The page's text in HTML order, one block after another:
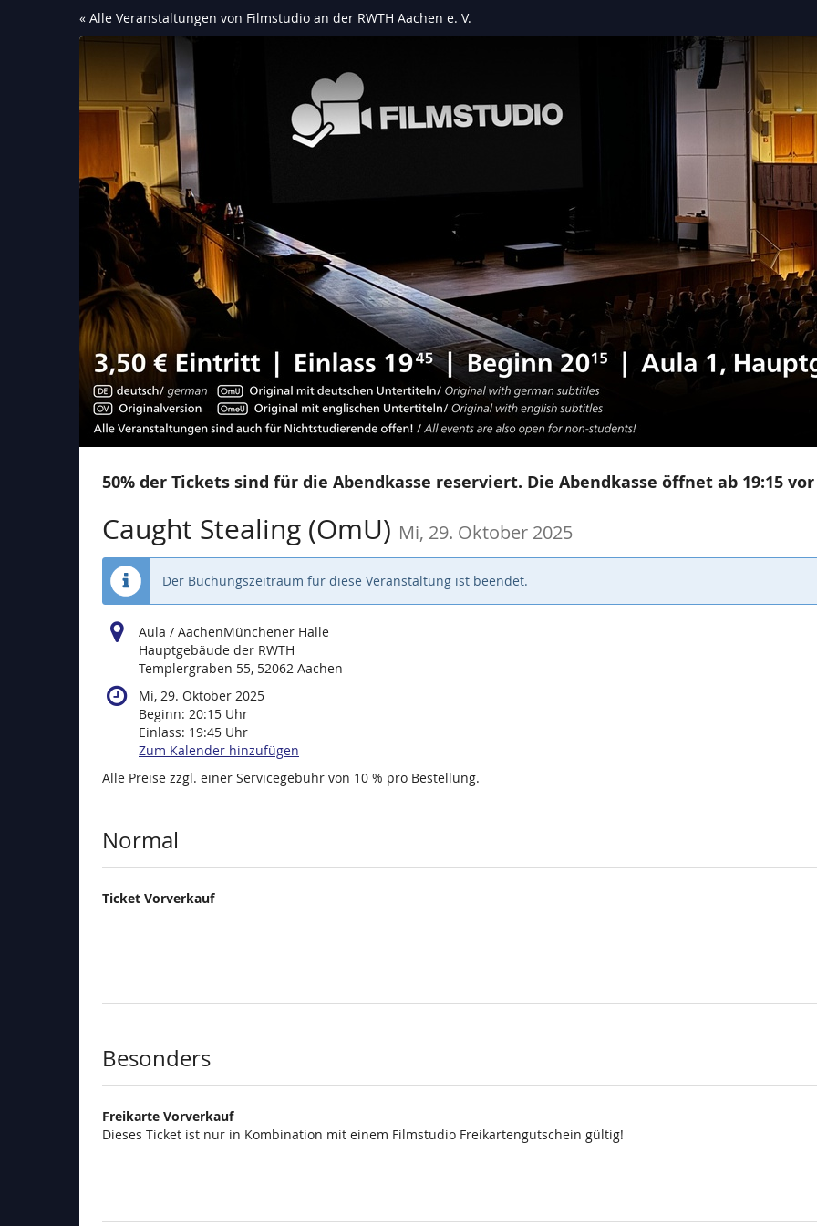
« Alle Veranstaltungen von Filmstudio an der RWTH Aachen e. V.
50% der Tickets sind für die Abendkasse reserviert. Die Abendkasse öffnet ab 19:15
Caught Stealing (OmU) Mi, 29. Oktober 2025
Der Buchungszeitraum für diese Veranstaltung ist beendet.
Aula / AachenMünchener Halle
Hauptgebäude der RWTH
Templergraben 55, 52062 Aachen
Mi, 29. Oktober 2025
Beginn: 20:15 Uhr
Einlass: 19:45 Uhr
Zum Kalender hinzufügen
Alle Preise zzgl. einer Servicegebühr von 10 % pro Bestellung.
Produkte
Normal
Ticket Vorverkauf
Besonders
Freikarte Vorverkauf
Dieses Ticket ist nur in Kombination mit einem Filmstudio Freikartengutschein gültig!